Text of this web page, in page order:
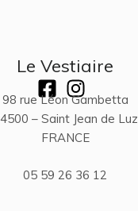
Le Vestiaire
98 rue Léon Gambetta
– Saint Jean de Luz
FRANCE
05 59 26 36 12